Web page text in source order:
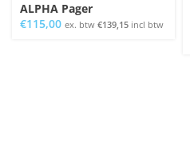
ALPHA Pager
€115,00 ex. btw €139,15 incl btw